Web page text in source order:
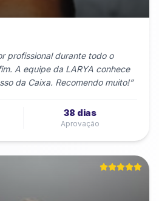
profissional durante todo o
A equipe da LARYA conhece
da Caixa. Recomendo muito!”
38 dias
Aprovação